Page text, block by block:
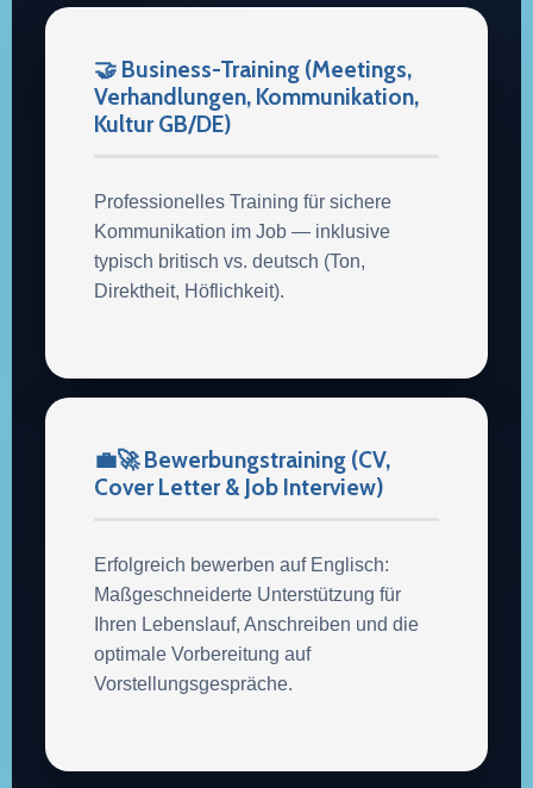
🤝 Business-Training (Meetings,
Verhandlungen, Kommunikation,
Kultur GB/DE)
Professionelles Training für sichere
Kommunikation im Job — inklusive
typisch britisch vs. deutsch (Ton,
Direktheit, Höflichkeit).
💼🚀 Bewerbungstraining (CV,
Cover Letter & Job Interview)
Erfolgreich bewerben auf Englisch:
Maßgeschneiderte Unterstützung für
Ihren Lebenslauf, Anschreiben und die
optimale Vorbereitung auf
Vorstellungsgespräche.